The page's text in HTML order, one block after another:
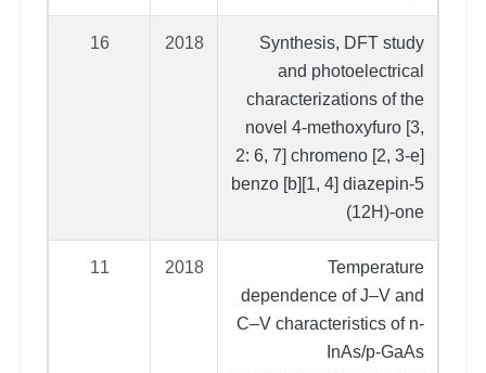
Synthesis, DFT study
and photoelectrical
characterizations of the
novel 4-methoxyfuro [3,
2: 6, 7] chromeno [2, 3-e]
benzo [b][1, 4] diazepin-5
(12H)-one
2018
16
Temperature
dependence of J–V and
C–V characteristics of n-
InAs/p-GaAs
2018
11